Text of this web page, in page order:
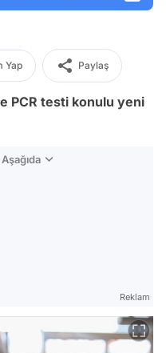
Yap Paylaş
PCR testi konulu yeni
Reklam